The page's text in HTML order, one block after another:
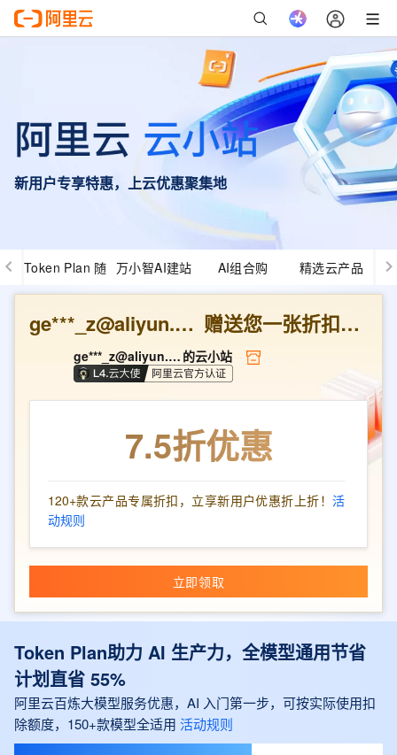
新用户专享特惠，上云优惠聚集地
Token Plan 随 万小智AI建站 AI组合购 精选云产品
ge***_z@aliyun.com 赠送您一张折扣优惠券
ge***_z@aliyun.com 的云小站
7.5折优惠
120+款云产品专属折扣，立享新用户优惠折上折！ 活
动规则
立即领取
Token Plan助力 AI 生产力，全模型通用节省
计划直省 55%
阿里云百炼大模型服务优惠，AI 入门第一步，可按实际使用扣
除额度，150+款模型全适用 活动规则